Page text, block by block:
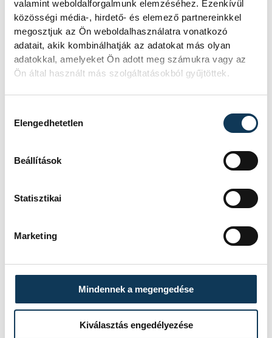
valamint weboldalforgalmunk elemzéséhez. Ezenkívül
közösségi média-, hirdető- és elemező partnereinkkel
megosztjuk az Ön weboldalhasználatra vonatkozó
adatait, akik kombinálhatják az adatokat más olyan
adatokkal, amelyeket Ön adott meg számukra vagy az
Ön által használt más szolgáltatásokból gyűjtöttek.
Elengedhetetlen
Beállítások
Statisztikai
Marketing
Mindennek a megengedése
Kiválasztás engedélyezése
A lelet önmagában még
nem történet – Felber
Zsombor régész a föld
alatt rejtőző múltról
Mitől lesz egy régészeti lelet valódi
történeti forrás? Miért lehet fontos
egy törött cserépdarab, és miért
veszítjük el az információ egy részét,
ha egy tárgyat dokumentáció nélkül
emelnek ki a földből? Többek között
veszprémi Laczkó Dezső Múzeum
régésze a We Are Smart!
alkalmán.
Elesni és újra fölállni –
hitről és a valódi
szabadságról a